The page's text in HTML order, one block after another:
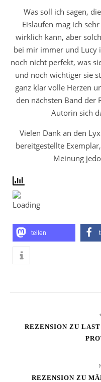
Was soll ich sagen,
Eislaufen mag ich
wirklich kann, aber
bei mir immer und Lucy
noch nicht perfekt, was
und noch wichtiger sie
ganz klar volle Herzen
den nächsten Band der
Autorin sich
Vielen Dank an den
bereitgestellte
Meinung
teilen
REZENSION ZU
REZENSION ZU